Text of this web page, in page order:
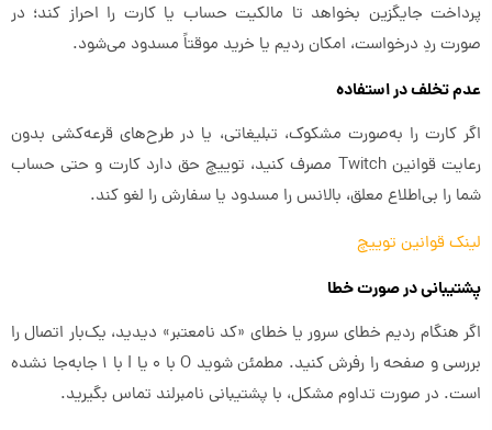
پرداخت جایگزین بخواهد تا مالکیت حساب یا کارت را احراز کند؛ در
صورت ردِ درخواست، امکان ردیم یا خرید موقتاً مسدود می‌شود.
عدم تخلف در استفاده
اگر کارت را به‌صورت مشکوک، تبلیغاتی، یا در طرح‌های قرعه‌کشی بدون
رعایت قوانین Twitch مصرف کنید، توییچ حق دارد کارت و حتی حساب
شما را بی‌اطلاع معلق، بالانس را مسدود یا سفارش را لغو کند.
لینک قوانین توییچ
پشتیبانی در صورت خطا
اگر هنگام ردیم خطای سرور یا خطای «کد نامعتبر» دیدید، یک‌بار اتصال را
بررسی و صفحه را رفرش کنید. مطمئن شوید O با 0 یا I با 1 جابه‌جا نشده
است. در صورت تداوم مشکل، با پشتیبانی نامبرلند تماس بگیرید.